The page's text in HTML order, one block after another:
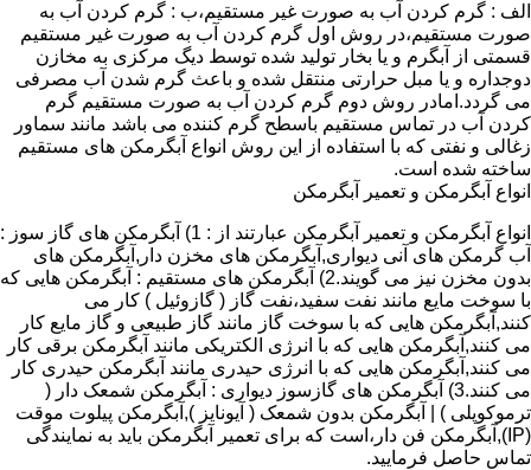
الف : گرم کردن آب به صورت غیر مستقیم،ب : گرم کردن آب به
صورت مستقیم،در روش اول گرم کردن آب به صورت غیر مستقیم
قسمتی از آبگرم و یا بخار تولید شده توسط دیگ مرکزی به مخازن
دوجداره و یا مبل حرارتی منتقل شده و باعث گرم شدن آب مصرفی
می گردد.امادر روش دوم گرم کردن آب به صورت مستقیم گرم
کردن آب در تماس مستقیم باسطح گرم کننده می باشد مانند سماور
زغالی و نفتی که با استفاده از این روش انواع آبگرمکن های مستقیم
ساخته شده است.
انواع آبگرمکن و تعمیر آبگرمکن
انواع آبگرمکن و تعمیر آبگرمکن عبارتند از : 1) آبگرمکن های گاز سوز :
آب گرمکن های آنی دیواری,آبگرمکن های مخزن دار,آبگرمکن های
بدون مخزن نیز می گویند.2) آبگرمکن های مستقیم : آبگرمکن هایی که
با سوخت مایع مانند نفت سفید،نفت گاز ( گازوئیل ) کار می
کنند,آبگرمکن هایی که با سوخت گاز مانند گاز طبیعی و گاز مایع کار
می کنند,آبگرمکن هایی که با انرژی الکتریکی مانند آبگرمکن برقی کار
می کنند,آبگرمکن هایی که با انرژی حیدری مانند آبگرمکن حیدری کار
می کنند.3) آبگرمکن های گازسوز دیواری : آبگرمکن شمعک دار (
ترموکوپلی ) | آبگرمکن بدون شمعک ( آیونایز ),آبگرمکن پیلوت موقت
(IP),آبگرمکن فن دار،است که برای تعمیر آبگرمکن باید به نمایندگی
تماس حاصل فرمایید.